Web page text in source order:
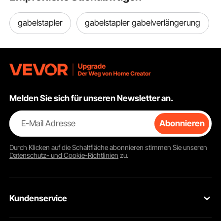
gabelstapler gabelstapler gabelverlängerung
Melden Sie sich für unseren Newsletter an.
E-Mail Adresse Abonnieren
Durch Klicken auf die Schaltflächeabonnieren stimmen Sie unseren
Datenschutz- und Cookie-Richtlinien zu.
Kundenservice